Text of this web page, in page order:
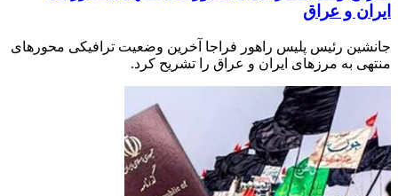
ایران و عراق
جانشین رئیس پلیس راهور فراجا آخرین وضعیت ترافیکی محورهای
منتهی به مرزهای ایران و عراق را تشریح کرد.